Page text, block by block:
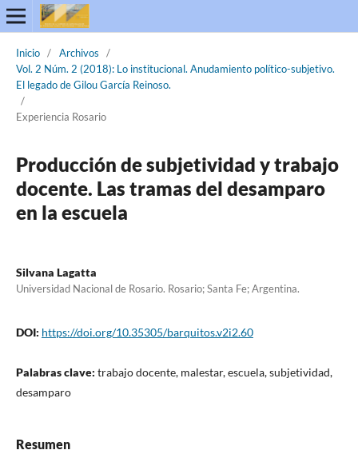
Inicio / Archivos
/
Vol. 2 Núm. 2 (2018): Lo institucional. Anudamiento político-subjetivo.
El legado de Gilou García Reinoso.
/
Experiencia Rosario
Producción de subjetividad y trabajo
docente. Las tramas del desamparo
en la escuela
Silvana Lagatta
Universidad Nacional de Rosario. Rosario; Santa Fe; Argentina.
DOI: https://doi.org/10.35305/barquitos.v2i2.60
Palabras clave: trabajo docente, malestar, escuela, subjetividad,
desamparo
Resumen